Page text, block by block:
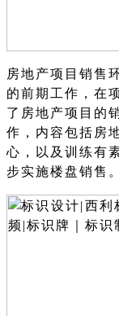
房地产项目销售
的前期工作，在
了房地产项目的
作，内容包括房
心，以及训练有
步实施楼盘销售。